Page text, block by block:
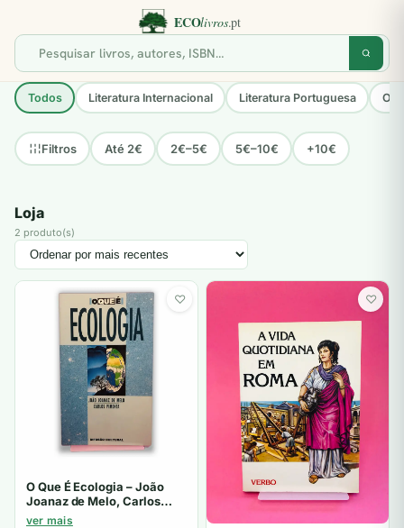
Todos Literatura Internacional Literatura Portuguesa
Filtros Até 2€ 2€–5€ 5€–10€ +10€
Loja
2 produto(s)
♡
O Que É Ecologia – João
Joanaz de Melo, Carlos
Pimenta
ver mais
♡